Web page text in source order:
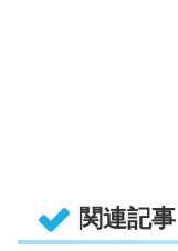
関連記事